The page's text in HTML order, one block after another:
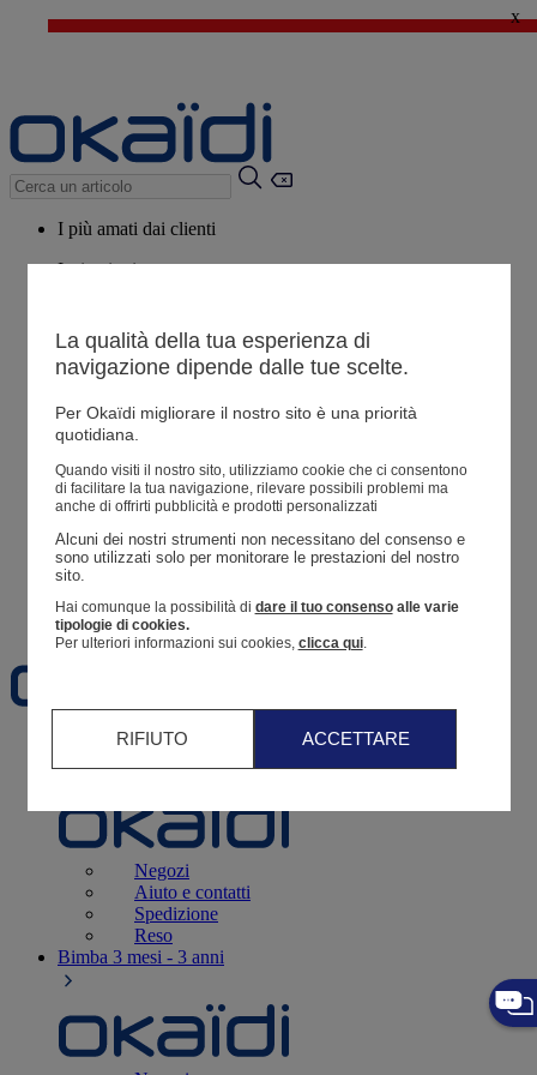
🔥SALDI : Ancora più prodotti fino al -60%*>
x
I più amati dai clienti
Ispirazioni
Potrebbero piacerti anche
Tutti i prodotti
Resoconto di un ordine
Preferiti
3 - 12 mesi
Negozi
Aiuto e contatti
Spedizione
Reso
Bimba 3 mesi - 3 anni
La qualità della tua esperienza di
navigazione dipende dalle tue scelte.
Per Okaïdi migliorare il nostro sito è una priorità
quotidiana.
Quando visiti il ​​nostro sito, utilizziamo cookie che ci consentono
di facilitare la tua navigazione, rilevare possibili problemi ma
anche di offrirti pubblicità e prodotti personalizzati
Alcuni dei nostri strumenti non necessitano del consenso e
sono utilizzati solo per monitorare le prestazioni del nostro
sito.
Hai comunque la possibilità di dare il tuo consensoalle varie
tipologie di cookies.
Per ulteriori informazioni sui cookies, clicca qui.
RIFIUTO ACCETTARE